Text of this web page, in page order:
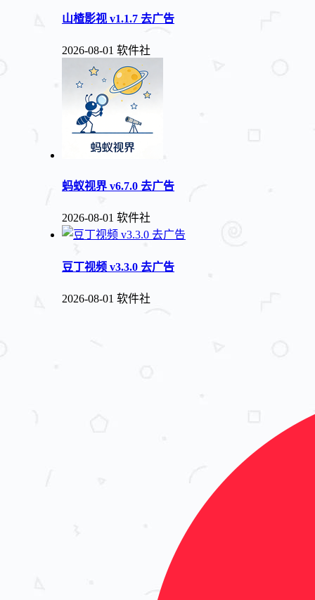
山楂影视 v1.1.7 去广告
2026-08-01 软件社
蚂蚁视界 v6.7.0 去广告
2026-08-01 软件社
豆丁视频 v3.3.0 去广告
2026-08-01 软件社